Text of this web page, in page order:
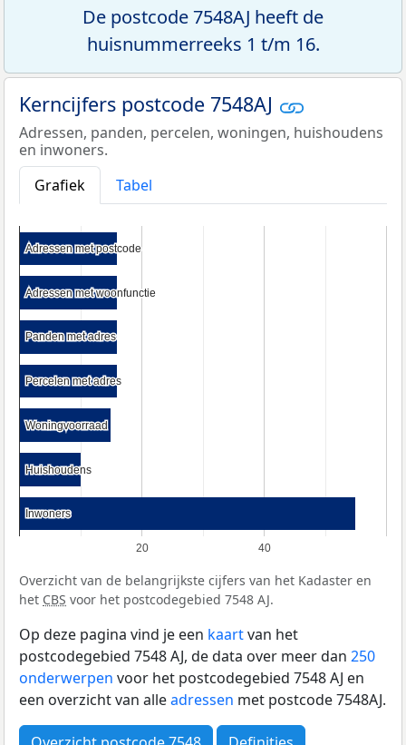
De postcode 7548AJ heeft de
huisnummerreeks 1 t/m 16.
Kerncijfers postcode 7548AJ
Adressen, panden, percelen, woningen, huishoudens
en inwoners.
Grafiek
Tabel
20 40
Adressen met postcode
Adressen met postcode
Adressen met woonfunctie
Adressen met woonfunctie
Panden met adres
Panden met adres
Percelen met adres
Percelen met adres
Woningvoorraad
Woningvoorraad
Huishoudens
Huishoudens
Inwoners
Inwoners
Overzicht van de belangrijkste cijfers van het Kadaster en
het CBS voor het postcodegebied 7548 AJ.
Op deze pagina vind je een kaartvan het
postcodegebied 7548 AJ, de data over meer dan 250
onderwerpen voor het postcodegebied 7548 AJ en
een overzicht van alleadressen met postcode 7548AJ.